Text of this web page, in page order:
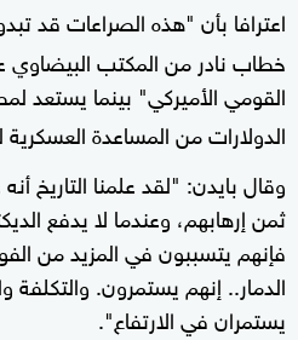
اعترافا بأن "هذه الصراعات قد
خطاب نادر من المكتب البيضاوي
القومي الأميركي" بينما يستعد
الدولارات من المساعدة العسكرية
وقال بايدن: "لقد علمنا التاريخ
ثمن إرهابهم، وعندما لا يدفع
فإنهم يتسببون في المزيد من
الدمار.. إنهم يستمرون. والتكلفة
يستمران في الارتفاع".